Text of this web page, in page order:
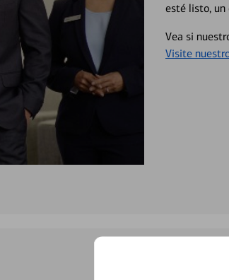
esté listo, un
Vea si
Visite